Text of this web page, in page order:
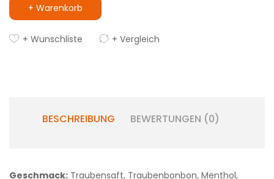
+ Warenkorb
+ Wunschliste + Vergleich
BESCHREIBUNG BEWERTUNGEN (0)
Geschmack: Traubensaft, Traubenbonbon, Menthol,